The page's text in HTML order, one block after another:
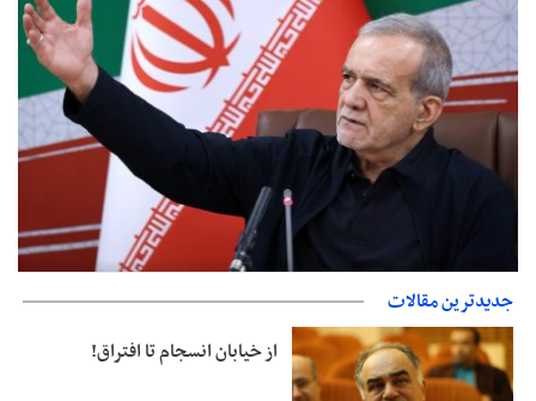
پزشکیان‌: بهترین زمان برای دستیابی به توافق شرایط کنونی است/از
حقوق ملت کوتاه نمی‌آییم
جدیدترین مقالات
از خیابان انسجام تا افتراق!